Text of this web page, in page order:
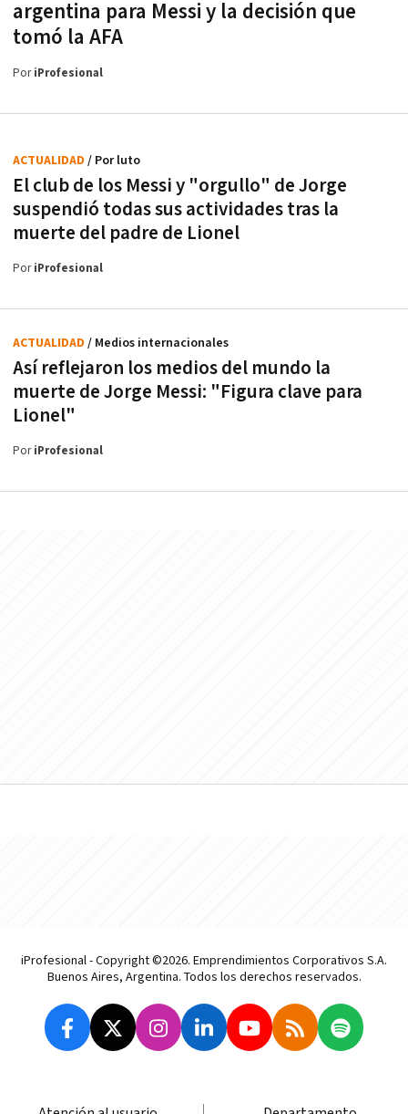
argentina para Messi y la decisión que
tomó la AFA
PoriProfesional
El club de los Messi y "orgullo" de Jorge
suspendió todas sus actividades tras la
muerte del padre de Lionel
ACTUALIDAD / Por luto
PoriProfesional
Así reflejaron los medios del mundo la
muerte de Jorge Messi: "Figura clave para
Lionel"
ACTUALIDAD / Medios internacionales
PoriProfesional
iProfesional - Copyright ©2026. Emprendimientos Corporativos S.A.
Buenos Aires, Argentina. Todos los derechos reservados.